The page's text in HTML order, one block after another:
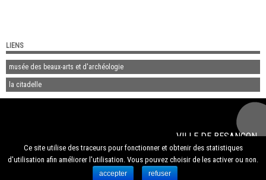
LIENS
musée des beaux-arts et d'archéologie
la citadelle
VILLE DE BESANÇON
© 2020musée du temps de Besançon
Mentions légales
Ce site utilise des traceurs pour fonctionner et obtenir des statistiques
d'utilisation afin améliorer l'utilisation. Vous pouvez choisir de les activer ou non.
accepter refuser